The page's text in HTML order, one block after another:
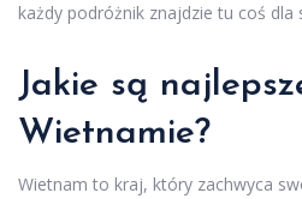
każdy podróżnik znajdzie tu coś dla
Jakie są
Wietnamie?
Wietnam to kraj, który zachwyca